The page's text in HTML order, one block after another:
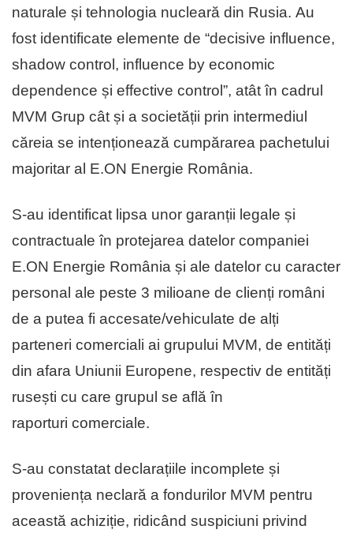
naturale și tehnologia nucleară din Rusia. Au
fost identificate elemente de “decisive influence,
shadow control, influence by economic
dependence și effective control”, atât în cadrul
MVM Grup cât și a societății prin intermediul
căreia se intenționează cumpărarea pachetului
majoritar al E.ON Energie România.
S-au identificat lipsa unor garanții legale și
contractuale în protejarea datelor companiei
E.ON Energie România și ale datelor cu caracter
personal ale peste 3 milioane de clienți români
de a putea fi accesate/vehiculate de alți
parteneri comerciali ai grupului MVM, de entități
din afara Uniunii Europene, respectiv de entități
rusești cu care grupul se află în
raporturi comerciale.
S-au constatat declarațiile incomplete și
proveniența neclară a fondurilor MVM pentru
această achiziție, ridicând suspiciuni privind